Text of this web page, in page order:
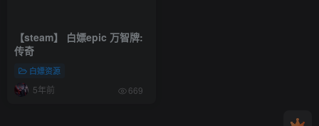
【steam】 白嫖epic 万智牌:
传奇
白嫖资源
5年前 669